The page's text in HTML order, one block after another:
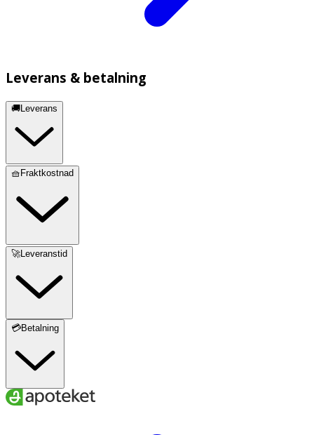
Leverans & betalning
🚚Leverans
🧺Fraktkostnad
🚀Leveranstid
💳Betalning